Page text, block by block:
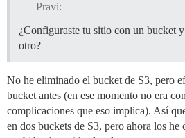
Pravi:
¿Configuraste tu sitio con un bucket
otro?
No he eliminado el bucket de S3, pero
bucket antes (en ese momento no era
complicaciones que eso implica). Así
en dos buckets de S3, pero ahora los he